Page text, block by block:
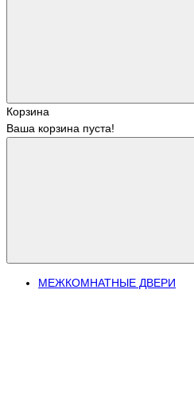
Корзина
Ваша корзина пуста!
МЕЖКОМНАТНЫЕ ДВЕРИ